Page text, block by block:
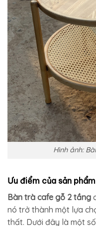
Hình ảnh:
Ưu điểm của sản phẩm
Bàn trà cafe gỗ 2 tầng
nó trở thành một lựa
thất. Dưới đây là một